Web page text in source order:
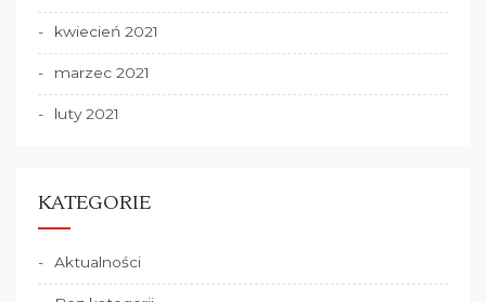
kwiecień 2021
marzec 2021
luty 2021
KATEGORIE
Aktualności